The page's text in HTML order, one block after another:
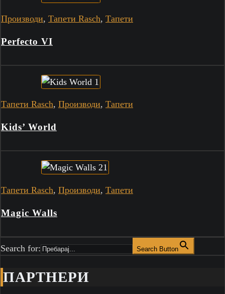
Производи, Тапети Rasch, Тапети
Perfecto VI
Тапети Rasch, Производи, Тапети
Kids’ World
Тапети Rasch, Производи, Тапети
Magic Walls
Search for: Search Button
ПАРТНЕРИ